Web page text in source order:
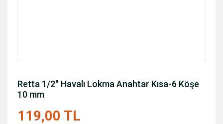
Retta 1/2'' Havalı Lokma Anahtar Kısa-6 Köşe
10 mm
119,00 TL